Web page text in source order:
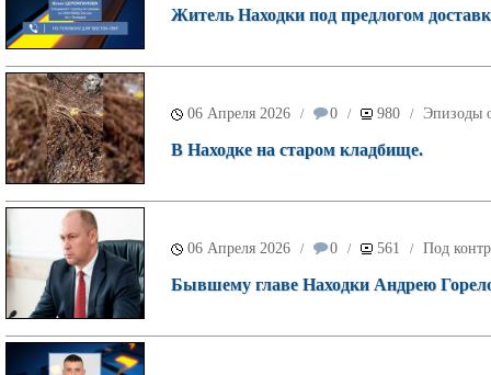
Житель Находки под предлогом
06 Апреля 2026 / 0 / 980 / Эпизоды
В Находке на старом кладбище.
06 Апреля 2026 / 0 / 561 / Под
Бывшему главе Находки Андрею